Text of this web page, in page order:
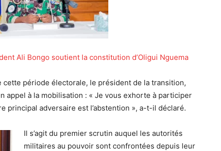
Ali Bongo soutient la constitution d’Oligui Nguema
cette période électorale, le président de la transition,
appel à la mobilisation : « Je vous exhorte à participer
principal adversaire est l’abstention », a-t-il déclaré.
Il s’agit du premier scrutin auquel les autorités
militaires au pouvoir sont confrontées depuis leur